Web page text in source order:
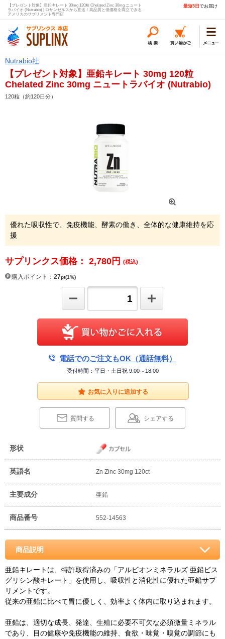
【プレゼント対象】亜鉛キレート 30mg 120粒 Chelated Zinc 30mg ニュート
ラバイオ (Nutrabio) | ロサンゼルスから直送！高品質と低価格を両立できる
アメリカのサプリメント専門店
最短5日 でお届け
Nutrabio社
【プレゼント対象】亜鉛キレート 30mg 120粒
Chelated Zinc 30mg ニュートラバイオ (Nutrabio)
120粒（約120日分）
優れた吸収性で、免疫機能、酵素の働き、全体的な健康維持を応
援
サプリンクス価格： 2,780 円 (税込)
購入ポイント： 27pt(1%)
電話でのご注文もOK（通話無料）
受付時間：平日・土日祝 9:00～18:00
お気に入りに追加する
質問する シェアする
形状
英語名 Zn Zinc 30mg 120ct
主要成分 亜鉛
商品番号 552-14563
商品説明
亜鉛キレートは、特許取得済みの「アルビオンミネラルズ 亜鉛ビス
グリシン酸キレート」を使用し、吸収性と消化性に優れた亜鉛サプ
リメントです。
従来の亜鉛に比べて胃に優しく、効率よく体内に取り込まれます。
亜鉛は、適切な成長、発達、生殖に必要不可欠な必須微量ミネラル
であり、目の健康や免疫機能の維持、食欲・味覚・嗅覚の調節にも